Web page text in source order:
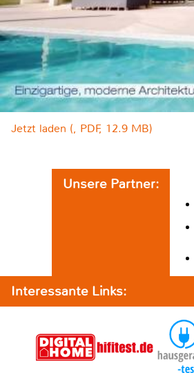
Jetzt laden (, PDF, 12.9 MB)
Unsere Partner:
Interessante Links: